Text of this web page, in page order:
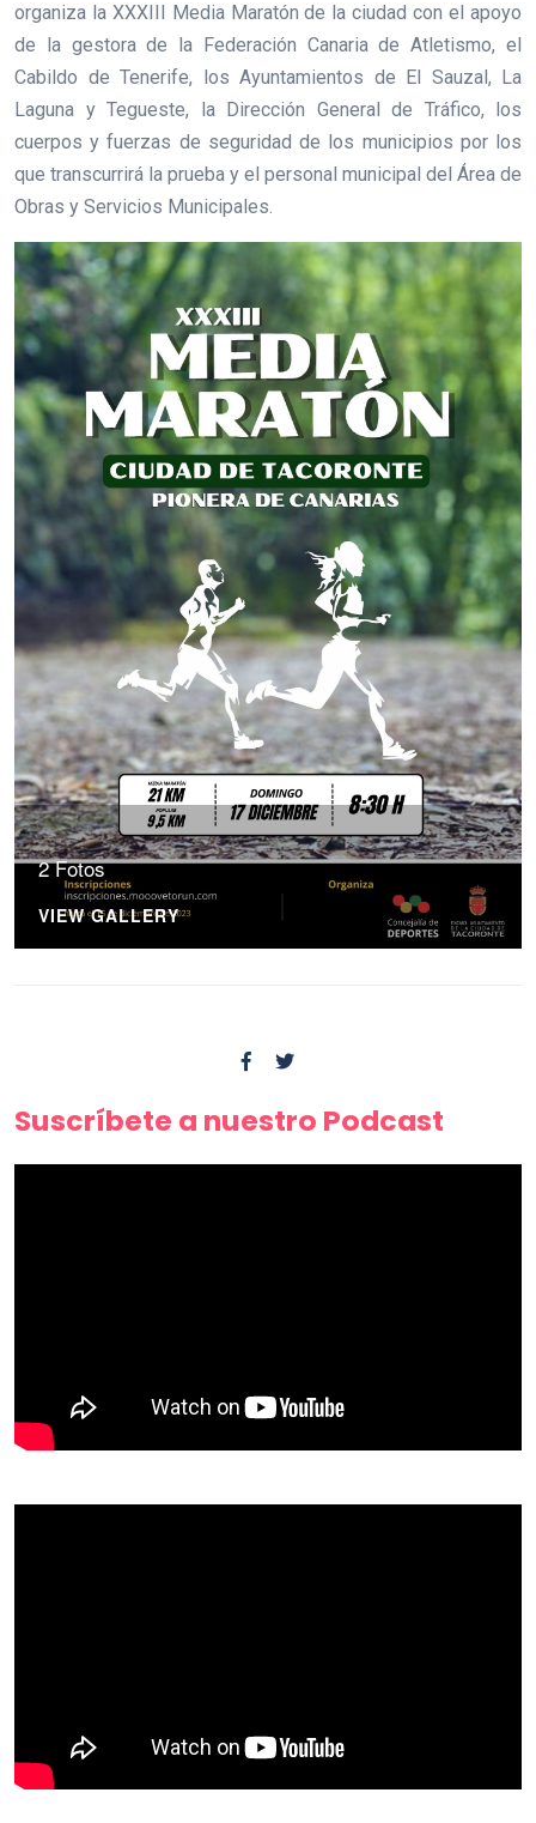
organiza la XXXIII Media Maratón de la ciudad con el apoyo
de la gestora de la Federación Canaria de Atletismo, el
Cabildo de Tenerife, los Ayuntamientos de El Sauzal, La
Laguna y Tegueste, la Dirección General de Tráfico, los
cuerpos y fuerzas de seguridad de los municipios por los
que transcurrirá la prueba y el personal municipal del Área de
Obras y Servicios Municipales.
2 Fotos
VIEW GALLERY
Suscríbete a nuestro Podcast